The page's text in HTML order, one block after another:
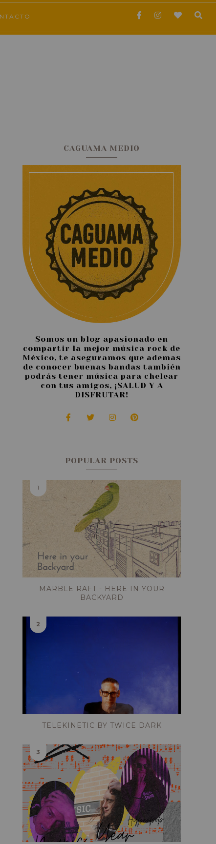
CAGUAMA MEDIO
Somos un blog apasionado en
compartir la mejor música rock de
México, te aseguramos que ademas
de conocer buenas bandas también
podrás tener música para chelear
con tus amigos, ¡SALUD Y A
DISFRUTAR!
POPULAR POSTS
MARBLE RAFT - HERE IN YOUR
BACKYARD
TELEKINETIC BY TWICE DARK